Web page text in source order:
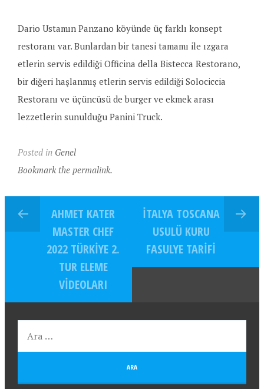
Dario Ustamın Panzano köyünde üç farklı konsept
restoranı var. Bunlardan bir tanesi tamamı ile ızgara
etlerin servis edildiği Officina della Bistecca Restorano,
bir diğeri haşlanmış etlerin servis edildiği Solociccia
Restoranı ve üçüncüsü de burger ve ekmek arası
lezzetlerin sunulduğu Panini Truck.
Posted in Genel
Bookmark the permalink.
AHMET KATER
MASTER CHEF
2022 TÜRKIYE 2.
TUR ELEME
VIDEOLARI
İTALYA TOSCANA
USULÜ KURU
FASULYE TARIFI